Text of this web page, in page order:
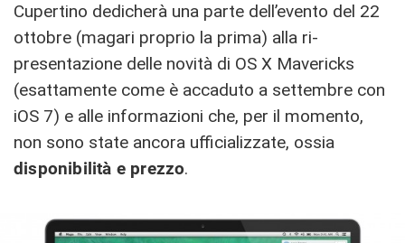
Cupertino dedicherà una parte dell’evento del 22
ottobre (magari proprio la prima) alla ri-
presentazione delle novità di OS X Mavericks
(esattamente come è accaduto a settembre con
iOS 7) e alle informazioni che, per il momento,
non sono state ancora ufficializzate, ossia
disponibilità e prezzo.